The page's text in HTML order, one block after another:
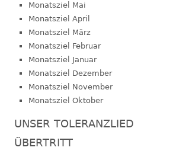
Monatsziel Mai
Monatsziel April
Monatsziel März
Monatsziel Februar
Monatsziel Januar
Monatsziel Dezember
Monatsziel November
Monatsziel Oktober
UNSER TOLERANZLIED
ÜBERTRITT